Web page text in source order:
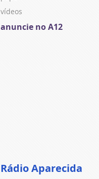
vídeos
anuncie no A12
Rádio Aparecida